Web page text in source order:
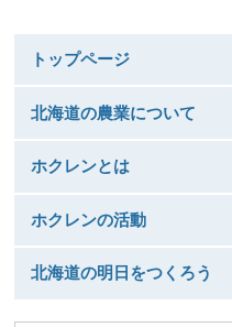
トップページ
北海道の農業について
ホクレンとは
ホクレンの活動
北海道の明日をつくろう